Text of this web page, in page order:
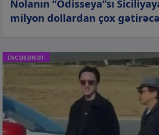
Nolanın “Odisseya”sı
milyon dollardan çox
İNCƏSƏNƏT